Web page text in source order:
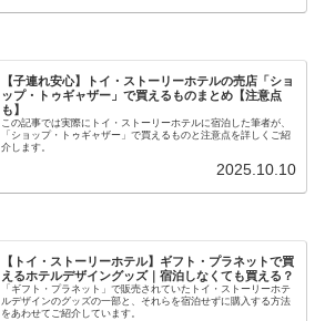
【子連れ安心】トイ・ストーリーホテルの売店「ショ
ップ・トゥギャザー」で買えるものまとめ【注意点
も】
この記事では実際にトイ・ストーリーホテルに宿泊した筆者が、
「ショップ・トゥギャザー」で買えるものと注意点を詳しくご紹
介します。
2025.10.10
【トイ・ストーリーホテル】ギフト・プラネットで買
えるホテルデザイングッズ｜宿泊しなくても買える？
「ギフト・プラネット」で販売されていたトイ・ストーリーホテ
ルデザインのグッズの一部と、それらを宿泊せずに購入する方法
をあわせてご紹介しています。